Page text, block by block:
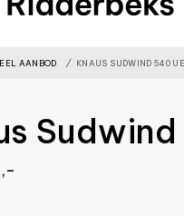
AANBOD KNAUS SUDWIND 540